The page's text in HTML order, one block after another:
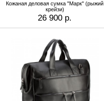
Кожаная деловая сумка "Марк" (рыжий
крейзи)
26 900 р.